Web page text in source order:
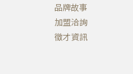
品牌故事
加盟洽詢
徵才資訊